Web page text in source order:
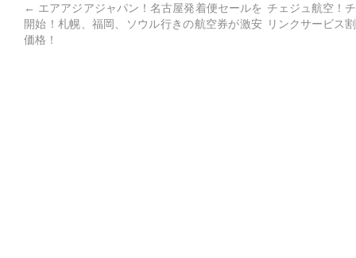
← エアアジアジャパン！名古屋発着便セールを
開始！札幌、福岡、ソウル行きの航空券が激安
価格！
チェジュ航空！
リンクサービス